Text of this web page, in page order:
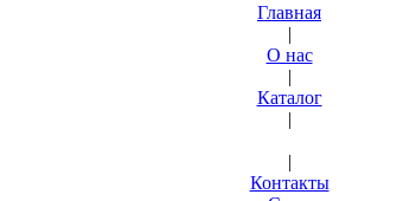
Главная
|
О нас
|
Каталог
|
|
Контакты